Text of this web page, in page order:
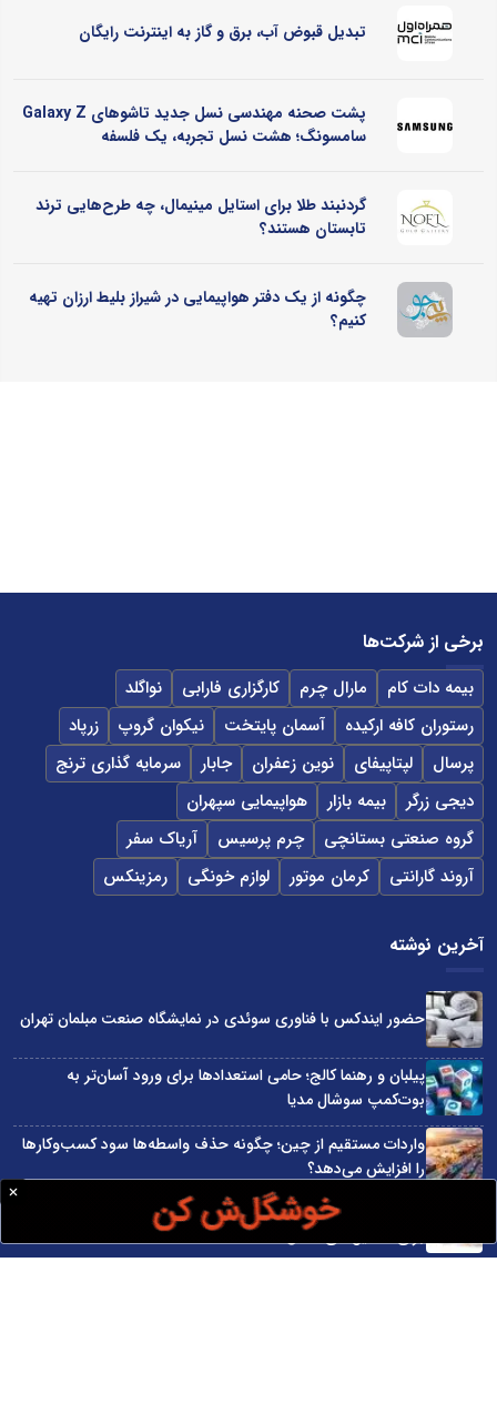
تبدیل قبوض آب، برق و گاز به اینترنت رایگان
پشت صحنه مهندسی نسل جدید تاشوهای Galaxy Z
سامسونگ؛ هشت نسل تجربه، یک فلسفه
گردنبند طلا برای استایل مینیمال، چه طرح‌هایی ترند
تابستان هستند؟
چگونه از یک دفتر هواپیمایی در شیراز بلیط ارزان تهیه
کنیم؟
برخی از شرکت‌ها
بیمه دات کام مارال چرم کارگزاری فارابی
نواگلد
رستوران کافه ارکیده
آسمان پایتخت نیکوان گروپ
زرپاد
پرسال
لپتاپیفای نوین زعفران جابار
سرمایه گذاری ترنج
دیجی زرگر
بیمه بازار
هواپیمایی سپهران
گروه صنعتی بستانچی
چرم پرسیس
آریاک سفر
آروند گارانتی
کرمان موتور لوازم خونگی رمزینکس
آخرین نوشته
حضور ایندکس با فناوری سوئدی در نمایشگاه صنعت مبلمان تهران
پیلبان و رهنما کالج؛ حامی استعدادها برای ورود آسان‌تر به
بوت‌کمپ سوشال مدیا
واردات مستقیم از چین؛ چگونه حذف واسطه‌ها سود کسب‌وکارها
را افزایش می‌دهد؟
ترند ترین دستبندهای طلا برای تابستان؛ انتخابی ظریف و متفاوت
برای استایل‌های خاص